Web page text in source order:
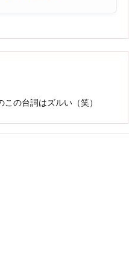
この台詞はズルい（笑）